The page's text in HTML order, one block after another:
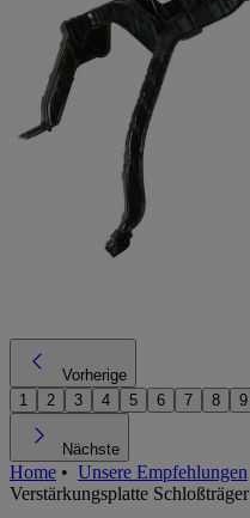
Vorherige
1
2 3 4 5 6 7 8 9
Nächste
Home • Unsere Empfehlungen
Verstärkungsplatte Schloßträger